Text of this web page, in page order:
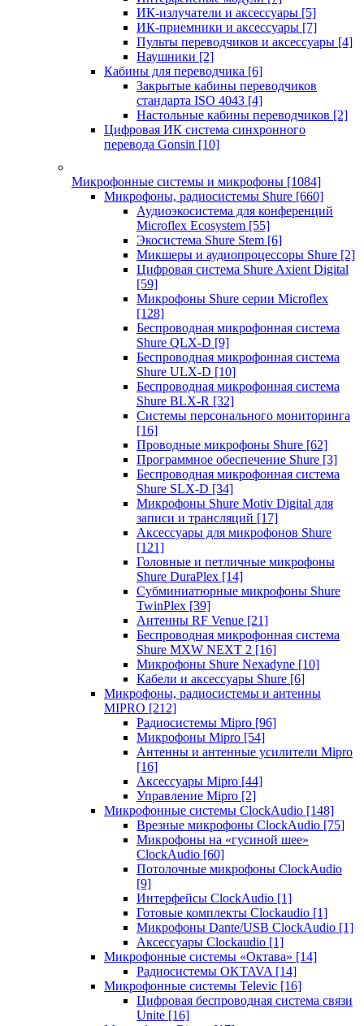
ИК-излучатели и аксессуары [5]
ИК-приемники и аксессуары [7]
Пульты переводчиков и аксессуары [4]
Наушники [2]
Кабины для переводчика [6]
Закрытые кабины переводчиков
стандарта ISO 4043 [4]
Настольные кабины переводчиков [2]
Цифровая ИК система синхронного
перевода Gonsin [10]
Микрофонные системы и микрофоны [1084]
Микрофоны, радиосистемы Shure [660]
Аудиоэкосистема для конференций
Microflex Ecosystem [55]
Экосистема Shure Stem [6]
Микшеры и аудиопроцессоры Shure [2]
Цифровая система Shure Axient Digital
[59]
Микрофоны Shure серии Microflex
[128]
Беспроводная микрофонная система
Shure QLX-D [9]
Беспроводная микрофонная система
Shure ULX-D [10]
Беспроводная микрофонная система
Shure BLX-R [32]
Системы персонального мониторинга
[16]
Проводные микрофоны Shure [62]
Программное обеспечение Shure [3]
Беспроводная микрофонная система
Shure SLX-D [34]
Микрофоны Shure Motiv Digital для
записи и трансляций [17]
Аксессуары для микрофонов Shure
[121]
Головные и петличные микрофоны
Shure DuraPlex [14]
Субминиатюрные микрофоны Shure
TwinPlex [39]
Антенны RF Venue [21]
Беспроводная микрофонная система
Shure MXW NEXT 2 [16]
Микрофоны Shure Nexadyne [10]
Кабели и аксессуары Shure [6]
Микрофоны, радиосистемы и антенны
MIPRO [212]
Радиосистемы Mipro [96]
Микрофоны Mipro [54]
Антенны и антенные усилители Mipro
[16]
Аксессуары Mipro [44]
Управление Mipro [2]
Микрофонные системы ClockAudio [148]
Врезные микрофоны ClockAudio [75]
Микрофоны на «гусиной шее»
ClockAudio [60]
Потолочные микрофоны ClockAudio
[9]
Интерфейсы ClockAudio [1]
Готовые комплекты Clockaudio [1]
Микрофоны Dante/USB ClockAudio [1]
Аксессуары Clockaudio [1]
Микрофонные системы «Октава» [14]
Радиосистемы OKTAVA [14]
Микрофонные системы Televic [16]
Цифровая беспроводная система связи
Unite [16]